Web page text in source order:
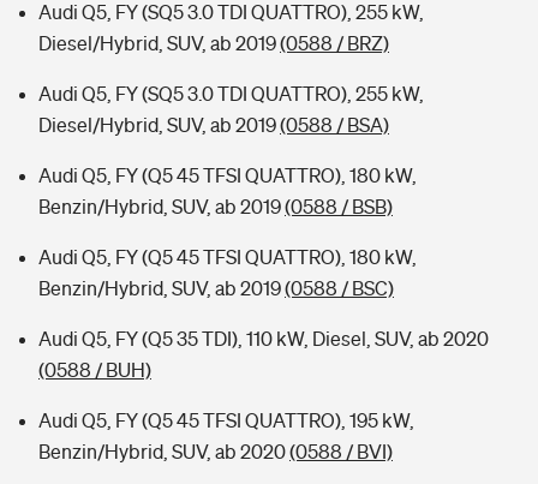
Audi Q5, FY (SQ5 3.0 TDI QUATTRO), 255 kW,
Diesel/Hybrid, SUV, ab 2019(0588 / BRZ)
Audi Q5, FY (SQ5 3.0 TDI QUATTRO), 255 kW,
Diesel/Hybrid, SUV, ab 2019(0588 / BSA)
Audi Q5, FY (Q5 45 TFSI QUATTRO), 180 kW,
Benzin/Hybrid, SUV, ab 2019(0588 / BSB)
Audi Q5, FY (Q5 45 TFSI QUATTRO), 180 kW,
Benzin/Hybrid, SUV, ab 2019(0588 / BSC)
Audi Q5, FY (Q5 35 TDI), 110 kW, Diesel, SUV, ab 2020
(0588 / BUH)
Audi Q5, FY (Q5 45 TFSI QUATTRO), 195 kW,
Benzin/Hybrid, SUV, ab 2020(0588 / BVI)